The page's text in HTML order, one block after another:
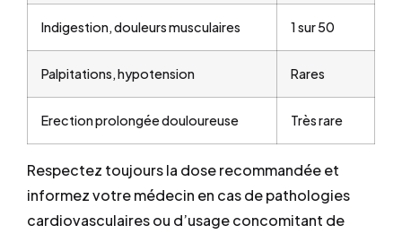
Indigestion, douleurs musculaires 1 sur 50
Palpitations, hypotension Rares
Erection prolongée douloureuse Très rare
Respectez toujours la dose recommandée et
informez votre médecin en cas de pathologies
cardiovasculaires ou d’usage concomitant de